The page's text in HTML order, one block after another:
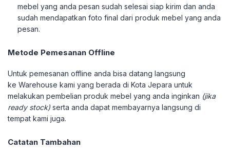
mebel yang anda pesan sudah selesai siap kirim dan anda
sudah mendapatkan foto final dari produk mebel yang anda
pesan.
Metode Pemesanan Offline
Untuk pemesanan offline anda bisa datang langsung
ke Warehouse kami yang berada di Kota Jepara untuk
melakukan pembelian produk mebel yang anda inginkan (jika
ready stock) serta anda dapat membayarnya langsung di
tempat kami juga.
Catatan Tambahan